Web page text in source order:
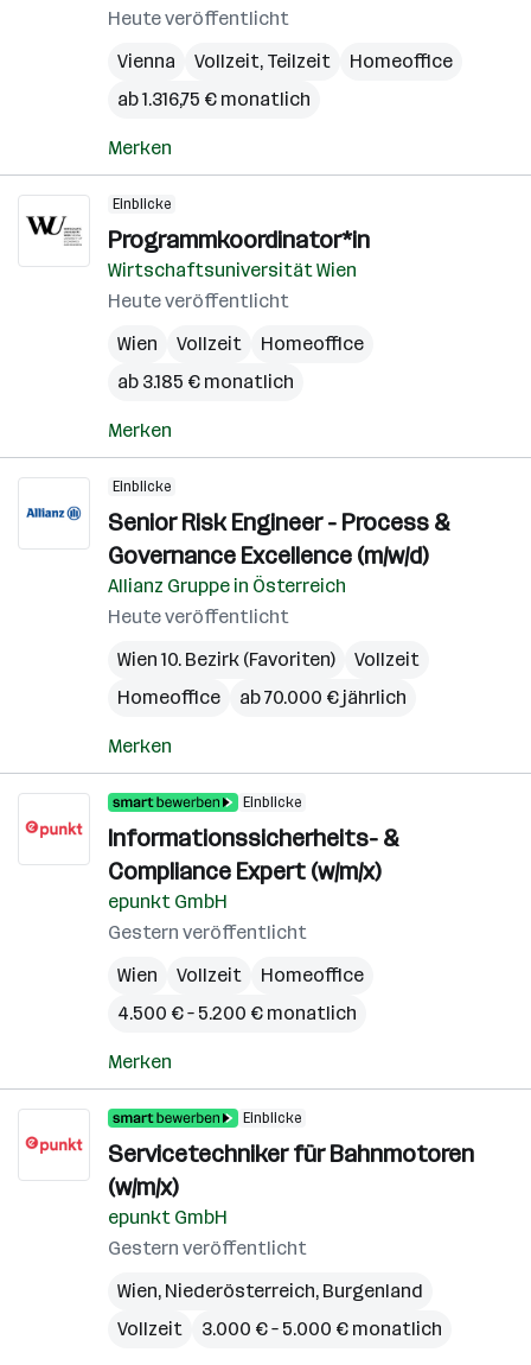
Heute veröffentlicht
Vienna
Vollzeit, Teilzeit
Homeoffice
ab 1.316,75 € monatlich
Merken
Einblicke
Programmkoordinator*in
Wirtschaftsuniversität Wien
Heute veröffentlicht
Wien
Vollzeit
Homeoffice
ab 3.185 € monatlich
Merken
Einblicke
Senior Risk Engineer - Process &
Governance Excellence (m/w/d)
Allianz Gruppe in Österreich
Heute veröffentlicht
Wien 10. Bezirk (Favoriten)
Vollzeit
Homeoffice
ab 70.000 € jährlich
Merken
Einblicke
Informationssicherheits- &
Compliance Expert (w/m/x)
epunkt GmbH
Gestern veröffentlicht
Wien
Vollzeit
Homeoffice
4.500 € – 5.200 € monatlich
Merken
Einblicke
Servicetechniker für Bahnmotoren
(w/m/x)
epunkt GmbH
Gestern veröffentlicht
Wien, Niederösterreich, Burgenland
Vollzeit
3.000 € – 5.000 € monatlich